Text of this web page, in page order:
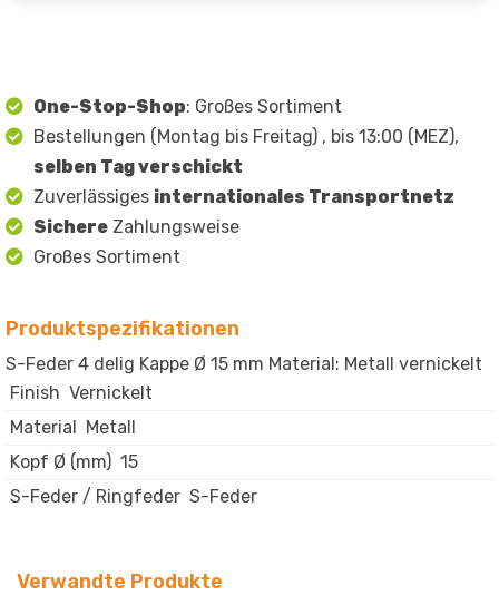
One-Stop-Shop: Großes Sortiment
Bestellungen (Montag bis Freitag) , bis 13:00 (MEZ),
selben Tag verschickt
Zuverlässiges internationales Transportnetz
Sichere Zahlungsweise
Großes Sortiment
Produktspezifikationen
S-Feder 4 delig Kappe Ø 15 mm Material: Metall vernickelt
Finish Vernickelt
Material Metall
Kopf Ø (mm) 15
S-Feder / Ringfeder S-Feder
Verwandte Produkte